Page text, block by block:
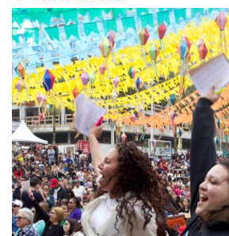
07/08/2026 | 07:00
Navegantes conquista nota A+ na Capag do
ITAJAÍ